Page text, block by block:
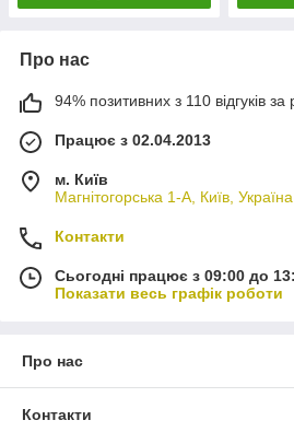
Про нас
94% позитивних з 110 відгуків за
Працює з 02.04.2013
м. Київ
Магнітогорська 1-А, Київ, Україна
Контакти
Сьогодні працює з 09:00 до
Показати весь графік роботи
Про нас
Контакти